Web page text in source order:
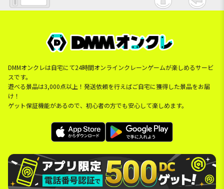
DMMオンクレは自宅にて24時間オンラインクレーンゲームが楽しめるサービ
スです。
遊べる景品は3,000点以上！発送依頼を行えばご自宅に獲得した景品をお届
け！
ゲット保証機能があるので、初心者の方でも安心して楽しめます。